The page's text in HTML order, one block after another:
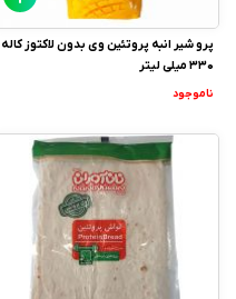
پرو شیر انبه پروتئین وی بدون لاکتوز کاله
330 میلی لیتر
ناموجود